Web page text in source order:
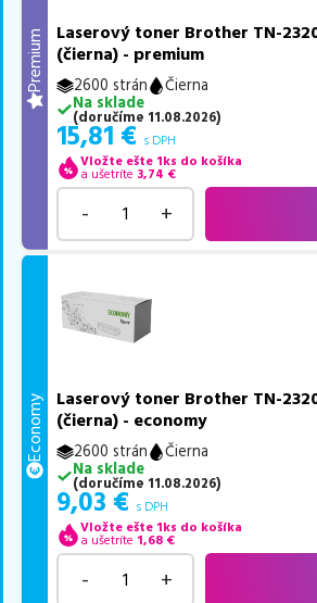
Premium
Laserový toner Brother TN-
(čierna) - premium
2600 strán
Čierna
Na sklade
(doručíme 11.08.2026)
15,81 € s DPH
Vložte ešte 1ks do košíka
a ušetríte 3,74 €
- +
Economy
Laserový toner Brother TN-
(čierna) - economy
2600 strán
Čierna
Na sklade
(doručíme 11.08.2026)
9,03 € s DPH
Vložte ešte 1ks do košíka
a ušetríte 1,68 €
- +